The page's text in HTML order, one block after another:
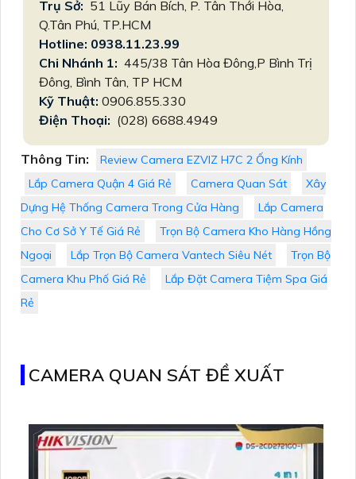
Trụ Sở: 51 Lũy Bán Bích, P. Tân Thới Hòa,
Q.Tân Phú, TP.HCM
Hotline: 0938.11.23.99
Chi Nhánh 1: 445/38 Tân Hòa Đông,P Bình Trị
Đông, Bình Tân, TP HCM
Kỹ Thuật: 0906.855.330
Điện Thoại: (028) 6688.4949
Thông Tin:
Review Camera EZVIZ H7C 2 Ống Kính
Lắp Camera Quận 4 Giá Rẻ
Camera Quan Sát
Xây
Dựng Hệ Thống Camera Trong Cửa Hàng
Lắp Camera
Cho Cơ Sở Y Tế Giá Rẻ
Trọn Bộ Camera Kho Hàng Hồng
Ngoại
Lắp Trọn Bộ Camera Vantech Siêu Nét
Trọn Bộ
Camera Khu Phố Giá Rẻ
Lắp Đặt Camera Tiệm Spa Giá
Rẻ
CAMERA QUAN SÁT ĐỀ XUẤT